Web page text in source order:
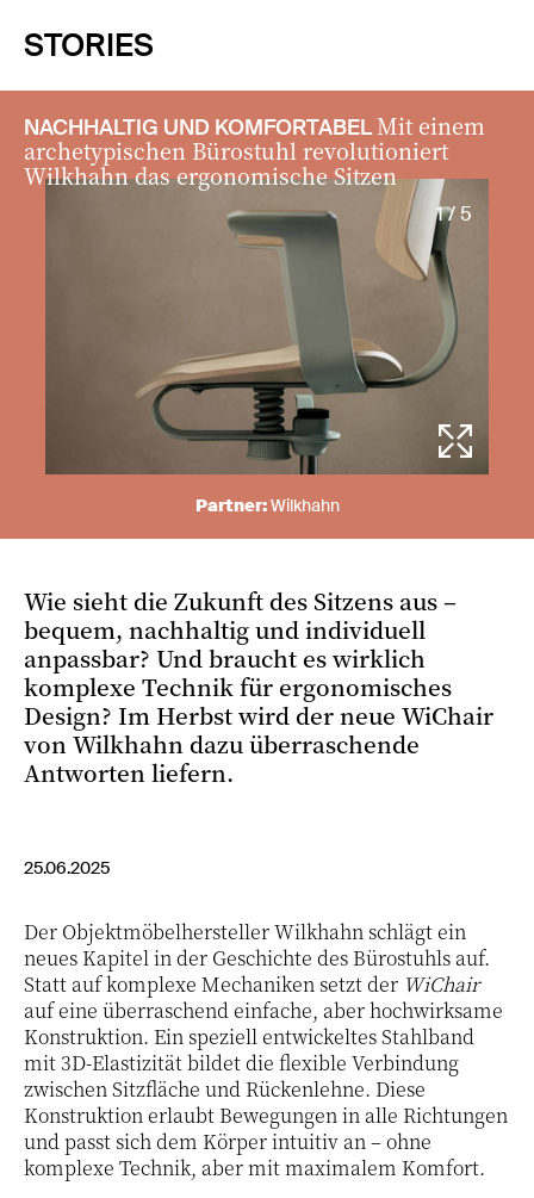
STORIES
NACHHALTIG UND KOMFORTABELMit einem
archetypischen Bürostuhl revolutioniert
Wilkhahn das ergonomische Sitzen
1 / 5
Partner:Wilkhahn
Wie sieht die Zukunft des Sitzens aus –
bequem, nachhaltig und individuell
anpassbar? Und braucht es wirklich
komplexe Technik für ergonomisches
Design? Im Herbst wird der neue WiChair
von Wilkhahn dazu überraschende
Antworten liefern.
25.06.2025
Der Objektmöbelhersteller Wilkhahn schlägt ein
neues Kapitel in der Geschichte des Bürostuhls auf.
Statt auf komplexe Mechaniken setzt der WiChair
auf eine überraschend einfache, aber hochwirksame
Konstruktion. Ein speziell entwickeltes Stahlband
mit 3D-Elastizität bildet die flexible Verbindung
zwischen Sitzfläche und Rückenlehne. Diese
Konstruktion erlaubt Bewegungen in alle Richtungen
und passt sich dem Körper intuitiv an – ohne
komplexe Technik, aber mit maximalem Komfort.